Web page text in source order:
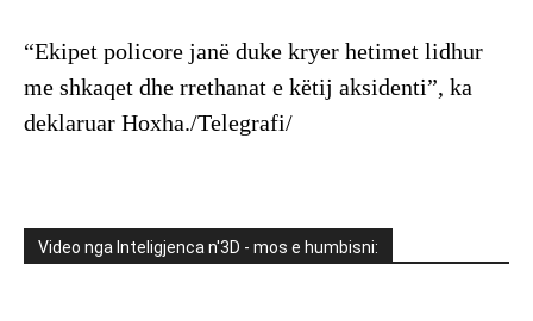
“Ekipet policore janë duke kryer hetimet lidhur
me shkaqet dhe rrethanat e këtij aksidenti”, ka
deklaruar Hoxha./Telegrafi/
Video nga Inteligjenca n'3D - mos e humbisni: